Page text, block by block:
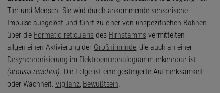
Tier und Mensch. Sie wird durch ankommende sensorische
Impulse ausgelöst und führt zu einer von unspezifischen Bahnen
über die Formatio reticularis des Hirnstamms vermittelten
allgemeinen Aktivierung der Großhirnrinde, die auch an einer
Desynchronisierung im Elektroencephalogramm erkennbar ist
(arousal reaction). Die Folge ist eine gesteigerte Aufmerksamkeit
oder Wachheit. Vigilanz, Bewußtsein.